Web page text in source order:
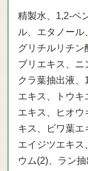
精製水、1,2-ペ
ル、エタノール
グリチルリチン
ブリエキス、ニ
クラ葉抽出液、
エキス、トウキ
エキス、ヒオウ
キス、ビワ葉エ
エイジツエキス
ウム(2)、ラン